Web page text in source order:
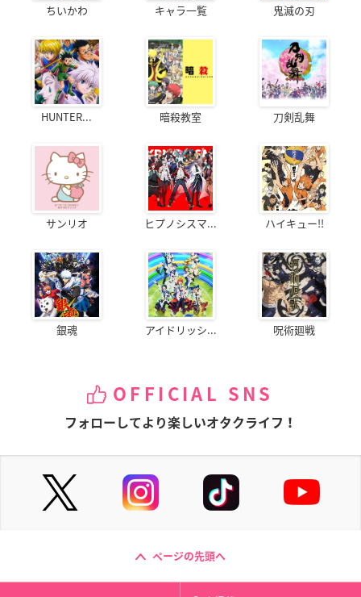
ちいかわ キャラ一覧 鬼滅の刃
HUNTER... 暗殺教室 刀剣乱舞
サンリオ ヒプノシスマ... ハイキュー!!
銀魂 アイドリッシ... 呪術廻戦
OFFICIAL SNS
フォローしてより楽しいオタクライフ！
ページの先頭へ